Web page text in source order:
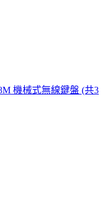
機械式無線鍵盤 (共3